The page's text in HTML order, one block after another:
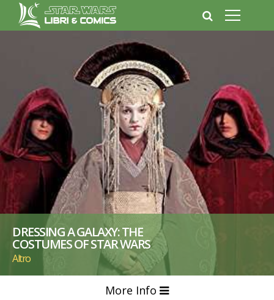
DRESSING A GALAXY: THE
COSTUMES OF STAR WARS
Altro
More Info